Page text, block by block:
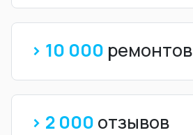
> 10 000 ремонтов
> 2 000 отзывов